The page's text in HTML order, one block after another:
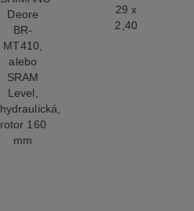
Deore
BR-
MT410,
alebo
SRAM
Level,
hydraulická,
rotor 160
mm
29 x
2,40